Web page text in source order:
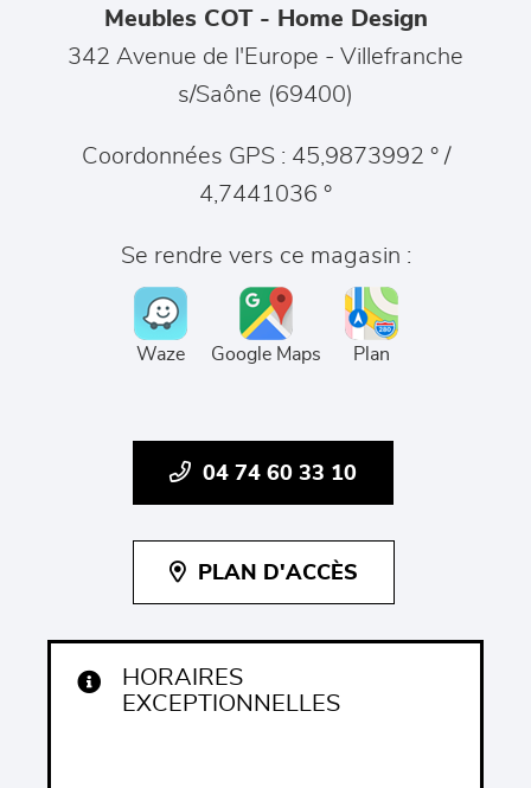
décoration
Meubles COT - Home Design
342 Avenue de l'Europe - Villefranche
s/Saône (69400)
Coordonnées GPS : 45,9873992 ° /
4,7441036 °
Se rendre vers ce magasin :
Waze Google Maps Plan
04 74 60 33 10
PLAN D'ACCÈS
HORAIRES
EXCEPTIONNELLES